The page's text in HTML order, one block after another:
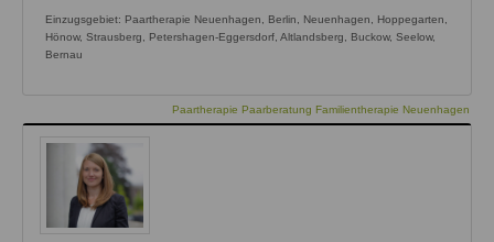
Einzugsgebiet: Paartherapie Neuenhagen, Berlin, Neuenhagen, Hoppegarten,
Hönow, Strausberg, Petershagen-Eggersdorf, Altlandsberg, Buckow, Seelow,
Bernau
Paartherapie Paarberatung Familientherapie Neuenhagen